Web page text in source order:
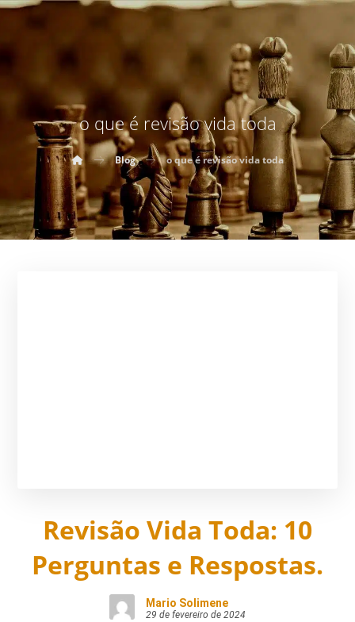
o que é revisão vida toda
Blog o que é revisão vida toda
Revisão Vida Toda: 10
Perguntas e Respostas.
Mario Solimene
29 de fevereiro de 2024